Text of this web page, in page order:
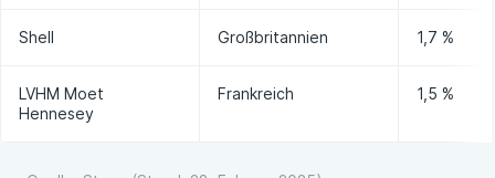
Shell Großbritannien 1,7 %
LVHM Moet
Hennesey
Frankreich 1,5 %